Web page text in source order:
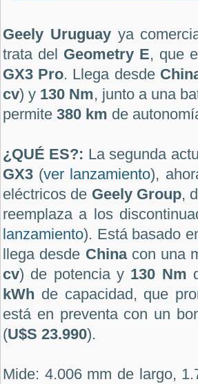
Geely Uruguayya
trata del Geometry E, que
GX3 Pro. Llega desde
cv) y 130 Nm, junto a una
permite 380 km de
¿QUÉ ES?: La segunda
GX3 (ver lanzamiento),
eléctricos de Geely Group,
reemplaza a los
lanzamiento). Está basado
llega desde Chinacon una
cv) de potencia y 130 Nm
kWh de capacidad, que
está en preventa con un
(U$S 23.990).
Mide: 4.006 mm de largo,